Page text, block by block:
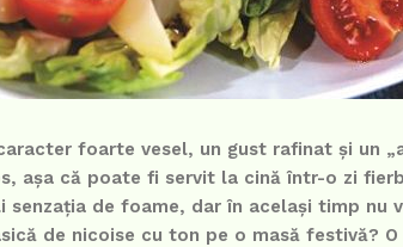
foarte vesel, un gust rafinat și un
așa că poate fi servit la cină într-o zi
de foame, dar în același timp nu
de nicoise cu ton pe o masă festivă? O